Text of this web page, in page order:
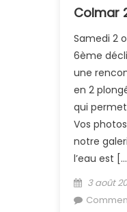
Colmar
Samedi 2
6ème
une
en 2
qui
Vos
notre
l’eau est […]
Posted
3 août